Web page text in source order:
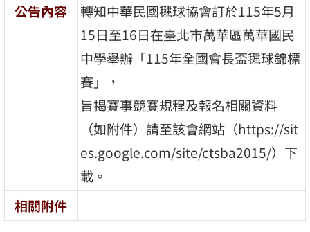
公告內容
轉知中華民國毽球協會訂於115年5月
15日至16日在臺北市萬華區萬華國民
中學舉辦「115年全國會長盃毽球錦標
賽」，
旨揭賽事競賽規程及報名相關資料
（如附件）請至該會網站（https://sit
es.google.com/site/ctsba2015/）下
載。
相關附件